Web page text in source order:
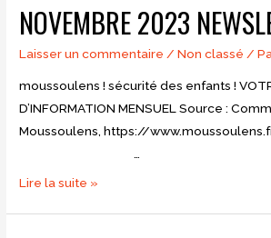
#11
NOVEMBRE 2023
Laisser un commentaire /Non classé /
moussoulens ! sécurité des enfants !
D’INFORMATION MENSUEL Source :
Moussoulens, https://
…
Novembre
Lire la suite »